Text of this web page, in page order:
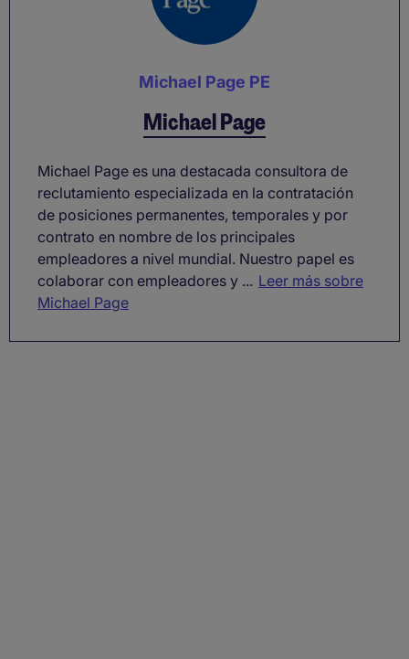
Michael Page PE
Michael Page
Michael Page es una destacada consultora de
reclutamiento especializada en la contratación
de posiciones permanentes, temporales y por
contrato en nombre de los principales
empleadores a nivel mundial. Nuestro papel es
colaborar con empleadores y ... Leer más sobre
Michael Page